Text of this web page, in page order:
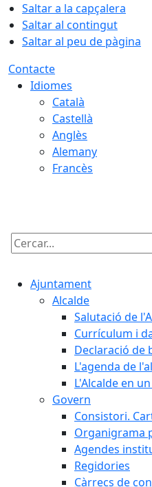
Saltar a la capçalera
Saltar al contingut
Saltar al peu de pàgina
Contacte
Idiomes
Català
Castellà
Anglès
Alemany
Francès
Cercar:
Ajuntament
Alcalde
Salutació de
Currículum i
Declaració de
L'agenda de
L'Alcalde en
Govern
Consistori.
Organigrama
Agendes
Regidories
Càrrecs de